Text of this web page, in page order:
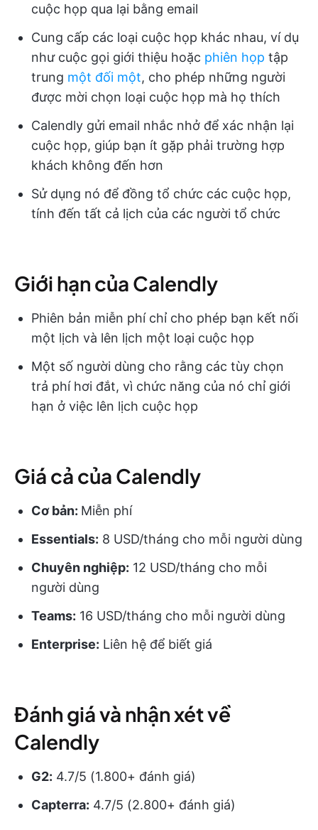
cuộc họp qua lại bằng email
Cung cấp các loại cuộc họp khác nhau, ví dụ
như cuộc gọi giới thiệu hoặc phiên họp tập
trung một đối một, cho phép những người
được mời chọn loại cuộc họp mà họ thích
Calendly gửi email nhắc nhở để xác nhận lại
cuộc họp, giúp bạn ít gặp phải trường hợp
khách không đến hơn
Sử dụng nó để đồng tổ chức các cuộc họp,
tính đến tất cả lịch của các người tổ chức
Giới hạn của Calendly
Phiên bản miễn phí chỉ cho phép bạn kết nối
một lịch và lên lịch một loại cuộc họp
Một số người dùng cho rằng các tùy chọn
trả phí hơi đắt, vì chức năng của nó chỉ giới
hạn ở việc lên lịch cuộc họp
Giá cả của Calendly
Cơ bản: Miễn phí
Essentials: 8 USD/tháng cho mỗi người dùng
Chuyên nghiệp: 12 USD/tháng cho mỗi
người dùng
Teams: 16 USD/tháng cho mỗi người dùng
Enterprise: Liên hệ để biết giá
Đánh giá và nhận xét về
Calendly
G2: 4.7/5 (1.800+ đánh giá)
Capterra: 4.7/5 (2.800+ đánh giá)